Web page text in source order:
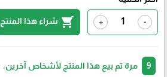
-
+
shopping_cart شراء هذا المنتج
مرة تم بيع هذا المنتج لأشخاص آخرين.